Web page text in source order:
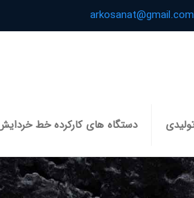
arkosanat@gmail.com
دستگاه های کارکرده خط